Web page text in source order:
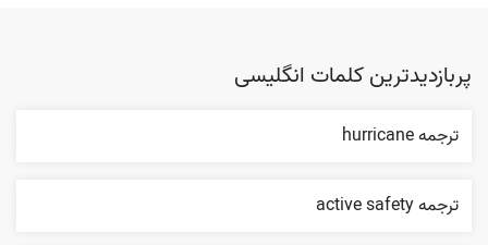
پربازدیدترین کلمات انگلیسی
ترجمه hurricane
ترجمه active safety